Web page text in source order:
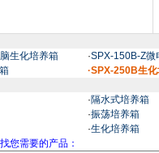
生化培养箱 ·SPX-150B-Z微
·SPX-250B生
·隔水式培养箱
·振荡培养箱
·生化培养箱
您需要的产品：